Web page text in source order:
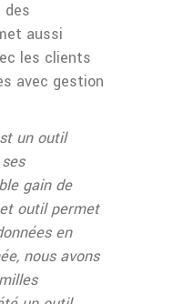
aussi
les clients
avec gestion
un outil
gain de
outil permet
en
nous avons